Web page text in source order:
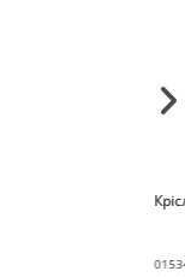
ергономічне